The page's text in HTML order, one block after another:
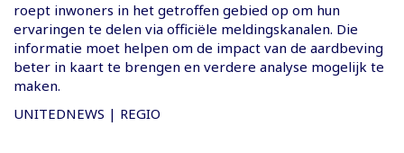
roept inwoners in het getroffen gebied op om hun
ervaringen te delen via officiële meldingskanalen. Die
informatie moet helpen om de impact van de aardbeving
beter in kaart te brengen en verdere analyse mogelijk te
maken.
UNITEDNEWS | REGIO